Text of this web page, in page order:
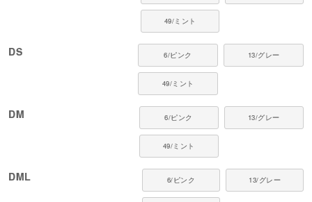
・軽量で乾きやすく扱いやすい素材
・ストレッチ性があり体の動きに合わせやすい
・通気性があり、ムレにくい素材
・薄手で体温を調整しやすい軽やかな素材感
●本体：Re:Dry MVSドライスパンテレコ（ポリエステル98%・ポリウレタン
●部分使い：40スパンテレコ（綿95%・ポリウレタン5%）
●お手入れ：手洗いまたは洗濯ネット使用。アイロンは当て布をして中温。
49/ミント
DS 6/ピンク 13/グレー
49/ミント
DM 6/ピンク 13/グレー
49/ミント
DML 6/ピンク 13/グレー